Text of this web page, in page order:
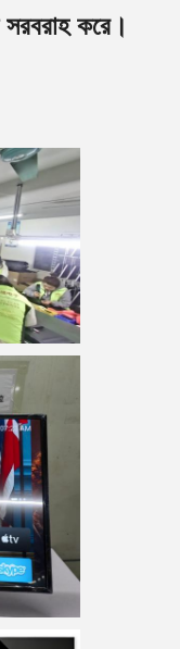
সরবরাহ করে।